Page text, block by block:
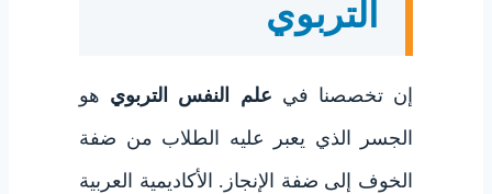
التربوي
إن تخصصنا في علم النفس التربوي هو
الجسر الذي يعبر عليه الطلاب من ضفة
الخوف إلى ضفة الإنجاز. الأكاديمية العربية